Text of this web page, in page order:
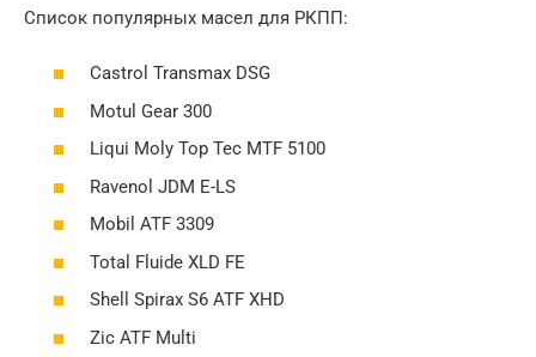
Список популярных масел для РКПП:
Castrol Transmax DSG
Motul Gear 300
Liqui Moly Top Tec MTF 5100
Ravenol JDM E-LS
Mobil ATF 3309
Total Fluide XLD FE
Shell Spirax S6 ATF XHD
Zic ATF Multi